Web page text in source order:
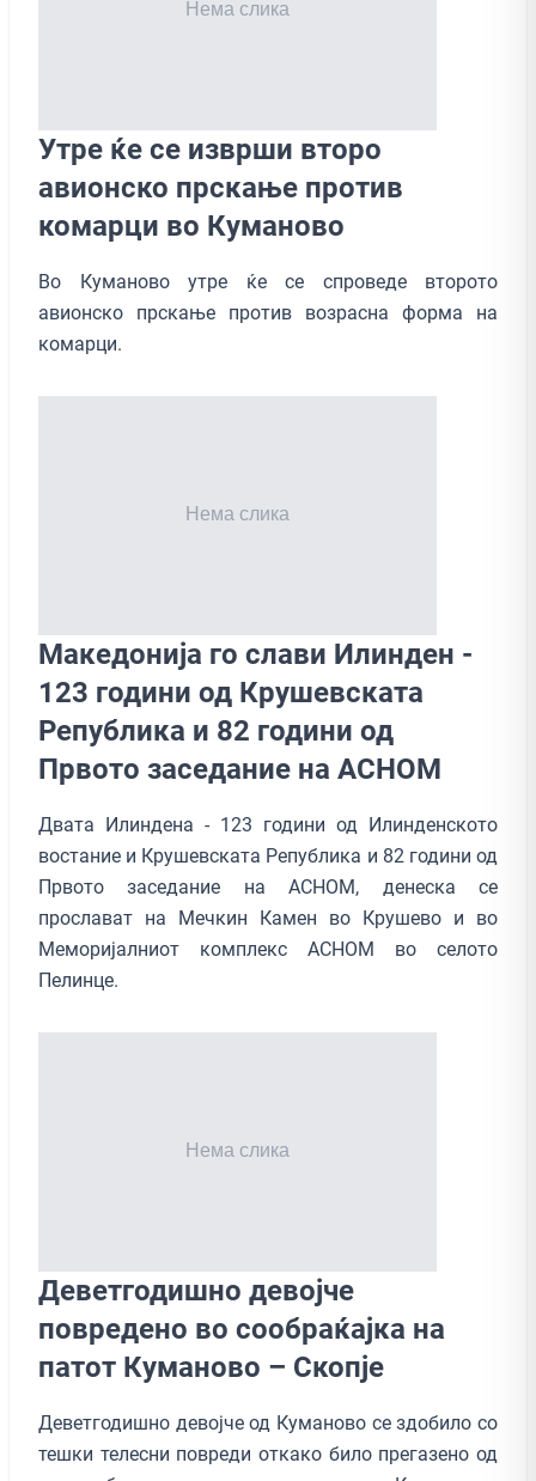
Утре ќе се изврши второ
авионско прскање против
комарци во Куманово
Во Куманово утре ќе се спроведе второто
авионско прскање против возрасна форма на
комарци.
Македонија го слави Илинден -
123 години од Крушевската
Република и 82 години од
Првото заседание на АСНОМ
Двата Илиндена - 123 години од Илинденското
востание и Крушевската Република и 82 години од
Првото заседание на АСНОМ, денеска се
прослават на Мечкин Камен во Крушево и во
Меморијалниот комплекс АСНОМ во селото
Пелинце.
Деветгодишно девојче
повредено во сообраќајка на
патот Куманово – Скопје
Деветгодишно девојче од Куманово се здобило со
тешки телесни повреди откако било прегазено од